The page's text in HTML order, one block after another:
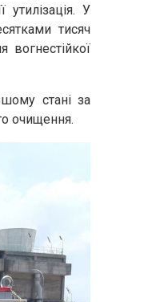
У
тисяч
стані за
очищення.